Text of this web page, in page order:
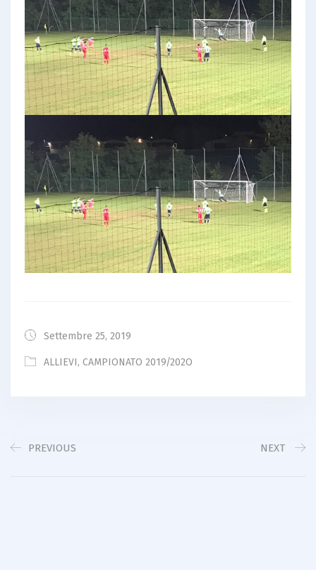
Settembre 25, 2019
ALLIEVI, CAMPIONATO 2019/202O
PREVIOUS NEXT